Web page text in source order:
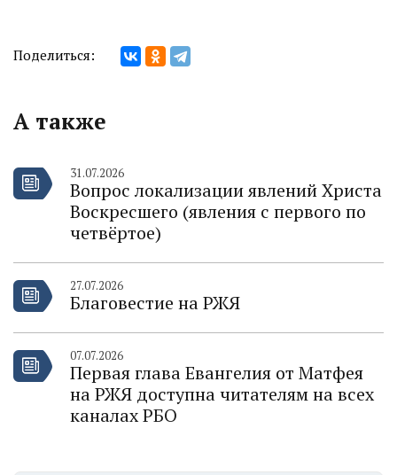
Поделиться:
А также
31.07.2026
Вопрос локализации явлений Христа
Воскресшего (явления с первого по
четвёртое)
27.07.2026
Благовестие на РЖЯ
07.07.2026
Первая глава Евангелия от Матфея
на РЖЯ доступна читателям на всех
каналах РБО